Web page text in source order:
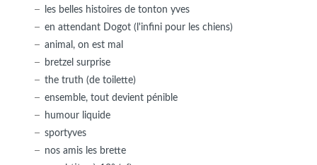
les belles histoires de tonton yves
en attendant Dogot (l'infini pour les chiens)
animal, on est mal
bretzel surprise
the truth (de toilette)
ensemble, tout devient pénible
humour liquide
sportyves
nos amis les brette